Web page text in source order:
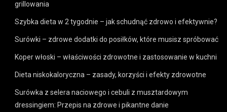
grillowania
Szybka dieta w 2 tygodnie – jak schudnąć zdrowo i efektywnie?
Surówki – zdrowe dodatki do posiłków, które musisz spróbować
Koper włoski – właściwości zdrowotne i zastosowanie w kuchni
Dieta niskokaloryczna – zasady, korzyści i efekty zdrowotne
Surówka z selera naciowego i cebuli z musztardowym
dressingiem: Przepis na zdrowe i pikantne danie